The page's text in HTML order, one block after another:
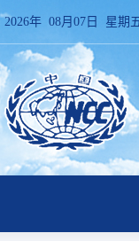
2026年 08月07日 星期